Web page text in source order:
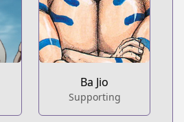
Ba Jio
Supporting